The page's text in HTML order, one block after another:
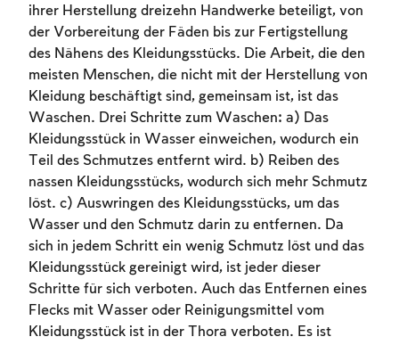
ihrer Herstellung dreizehn Handwerke beteiligt, von
der Vorbereitung der Fäden bis zur Fertigstellung
des Nähens des Kleidungsstücks. Die Arbeit, die den
meisten Menschen, die nicht mit der Herstellung von
Kleidung beschäftigt sind, gemeinsam ist, ist das
Waschen. Drei Schritte zum Waschen: a) Das
Kleidungsstück in Wasser einweichen, wodurch ein
Teil des Schmutzes entfernt wird. b) Reiben des
nassen Kleidungsstücks, wodurch sich mehr Schmutz
löst. c) Auswringen des Kleidungsstücks, um das
Wasser und den Schmutz darin zu entfernen. Da
sich in jedem Schritt ein wenig Schmutz löst und das
Kleidungsstück gereinigt wird, ist jeder dieser
Schritte für sich verboten. Auch das Entfernen eines
Flecks mit Wasser oder Reinigungsmittel vom
Kleidungsstück ist in der Thora verboten. Es ist
Account required
To mark concepts as learned, you'll need
to create an account or log in.